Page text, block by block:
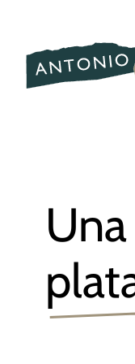
contenido